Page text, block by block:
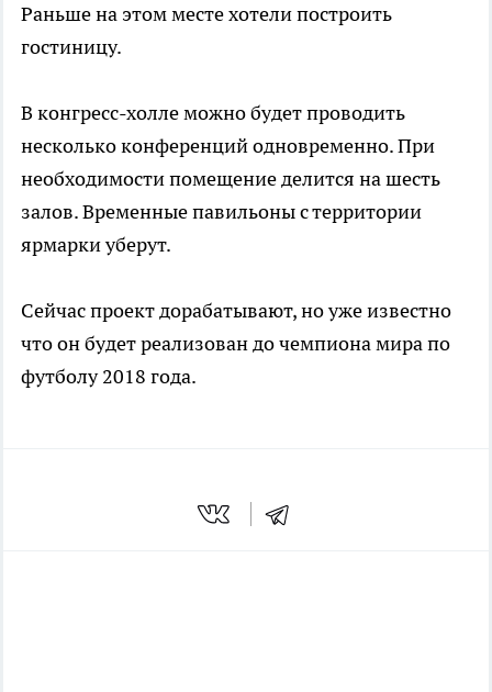
Раньше на этом месте хотели построить
гостиницу.
В конгресс-холле можно будет проводить
несколько конференций одновременно. При
необходимости помещение делится на шесть
залов. Временные павильоны с территории
ярмарки уберут.
Сейчас проект дорабатывают, но уже известно
что он будет реализован до чемпиона мира по
футболу 2018 года.